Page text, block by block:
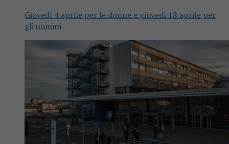
Giovedì 4 aprile per le donne e giovedì 18 aprile per
gli uomini